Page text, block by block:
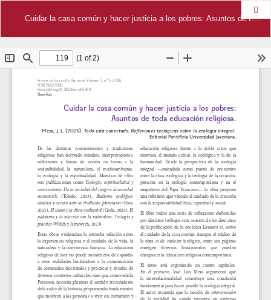
Cuidar la casa común y hacer justicia a los pobres: Asuntos de toda educación religiosa.